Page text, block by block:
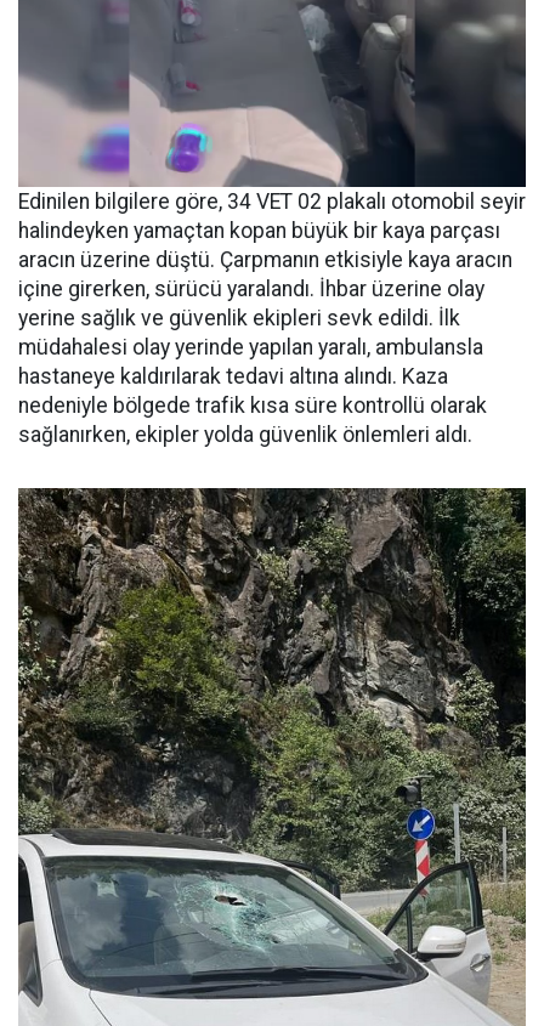
Edinilen bilgilere göre, 34 VET 02 plakalı otomobil seyir
halindeyken yamaçtan kopan büyük bir kaya parçası
aracın üzerine düştü. Çarpmanın etkisiyle kaya aracın
içine girerken, sürücü yaralandı. İhbar üzerine olay
yerine sağlık ve güvenlik ekipleri sevk edildi. İlk
müdahalesi olay yerinde yapılan yaralı, ambulansla
hastaneye kaldırılarak tedavi altına alındı. Kaza
nedeniyle bölgede trafik kısa süre kontrollü olarak
sağlanırken, ekipler yolda güvenlik önlemleri aldı.